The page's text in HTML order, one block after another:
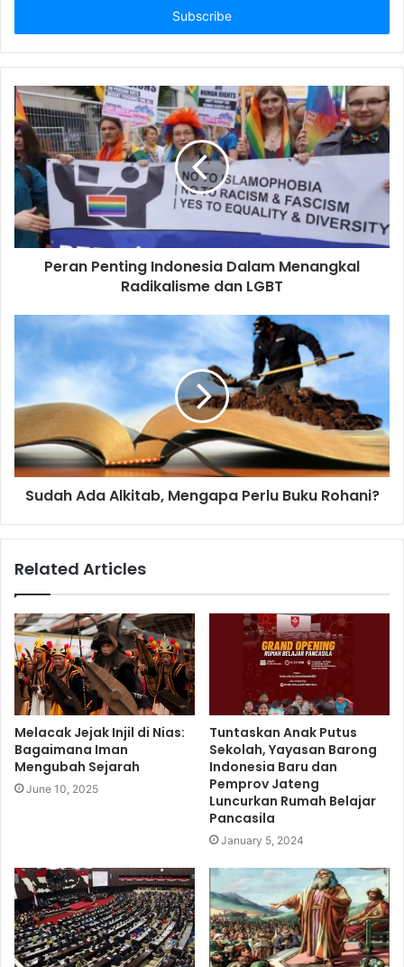
r
y
u
r
E
m
a
i
a
d
Peran Penting Indonesia Dalam Menangkal
Radikalisme dan LGBT
Sudah Ada Alkitab, Mengapa Perlu Buku Rohani?
Related Articles
Melacak Jejak Injil di Nias:
Bagaimana Iman
Mengubah Sejarah
June 10, 2025
Tuntaskan Anak Putus
Sekolah, Yayasan Barong
Indonesia Baru dan
Pemprov Jateng
Luncurkan Rumah Belajar
Pancasila
January 5, 2024